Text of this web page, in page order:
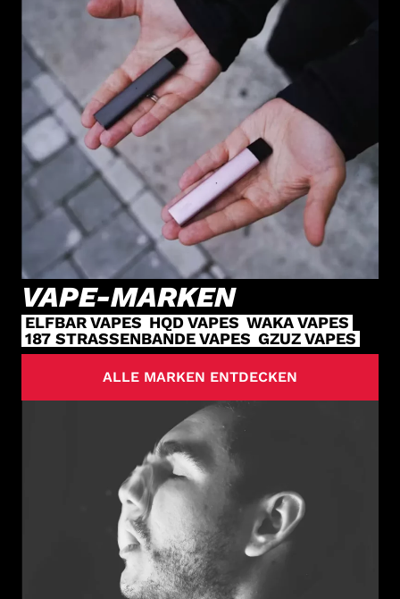
VAPE-MARKEN
ELFBAR VAPES HQD VAPES WAKA VAPES
187 STRASSENBANDE VAPES GZUZ VAPES
ALLE MARKEN ENTDECKEN